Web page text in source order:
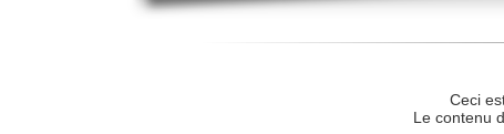
Ceci
Le contenu